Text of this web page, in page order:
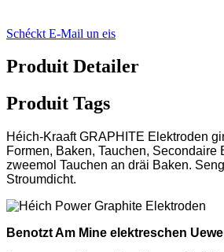
Schéckt E-Mail un eis
Produit Detailer
Produit Tags
Héich-Kraaft GRAPHITE Elektroden
Formen, Baken, Tauchen,
zweemol Tauchen an dräi Baken.
Stroumdicht.
Benotzt Am Mine elektreschen